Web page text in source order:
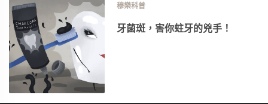
穆樂科普
牙菌斑，害你蛀牙的兇手！